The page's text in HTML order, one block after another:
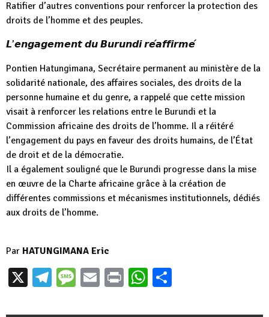
Ratifier d’autres conventions pour renforcer la protection des
droits de l’homme et des peuples.
𝙇’𝙚𝙣𝙜𝙖𝙜𝙚𝙢𝙚𝙣𝙩 𝙙𝙪 𝘽𝙪𝙧𝙪𝙣𝙙𝙞 𝙧𝙚́𝙖𝙛𝙛𝙞𝙧𝙢𝙚́
Pontien Hatungimana, Secrétaire permanent au ministère de la
solidarité nationale, des affaires sociales, des droits de la
personne humaine et du genre, a rappelé que cette mission
visait à renforcer les relations entre le Burundi et la
Commission africaine des droits de l’homme. Il a réitéré
l’engagement du pays en faveur des droits humains, de l’État
de droit et de la démocratie.
Il a également souligné que le Burundi progresse dans la mise
en œuvre de la Charte africaine grâce à la création de
différentes commissions et mécanismes institutionnels, dédiés
aux droits de l’homme.
Par HATUNGIMANA Eric
X Telegram
Message
EmailPrintWhatsApp